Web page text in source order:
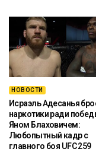
НОВОСТИ
Исраэль Адесанья
наркотики ради
Яном Блаховичем:
Любопытный кадр с
главного боя UFC 259